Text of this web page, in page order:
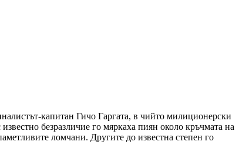
капитан Гичо Гаргата, в чийто милиционерски
безразличие го мяркаха пиян около кръчмата на
ломчани. Другите до известна степен го